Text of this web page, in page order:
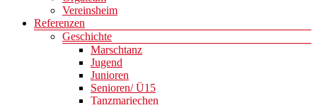
Vereinsheim
Referenzen
Geschichte
Marschtanz
Jugend
Junioren
Senioren/ Ü15
Tanzmariechen